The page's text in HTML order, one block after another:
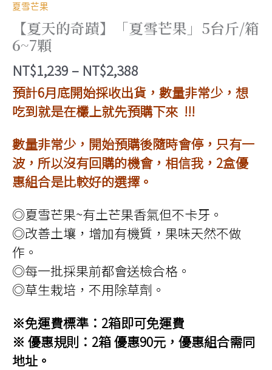
夏雪芒果
【夏天的奇蹟】「夏雪芒果」5台斤/箱
6~7顆
NT$1,239 – NT$2,388
格
範
NT$1,239
到
NT$2,388
預計6月底開始採收出貨，數量非常少，想
吃到就是在欉上就先預購下來 !!!
數量非常少，開始預購後隨時會停，只有一
波，所以沒有回購的機會，相信我，2盒優
惠組合是比較好的選擇。
◎夏雪芒果~有土芒果香氣但不卡牙。
◎改善土壤，增加有機質，果味天然不做
作。
◎每一批採果前都會送檢合格。
◎草生栽培，不用除草劑。
※免運費標準：2箱即可免運費
※ 優惠規則：2箱 優惠90元，優惠組合需同
地址。